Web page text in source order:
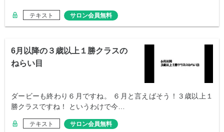
テキスト サロン会員無料
6月以降の３歳以上１勝クラスの
ねらい目
ダービーも終わり６月ですね。 ６月と言えばそう！３歳以上１
勝クラスですね！ というわけで今…
テキスト サロン会員無料